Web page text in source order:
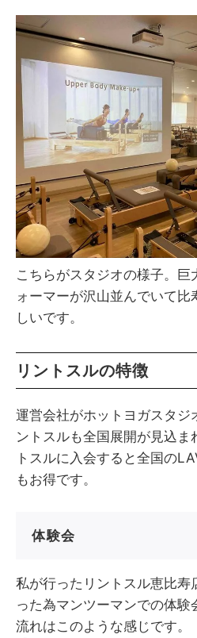
こちらがスタジオの様子。巨
ォーマーが沢山並んでいて比
しいです。
リントスルの特徴
運営会社がホットヨガスタジ
ントスルも全国展開が見込
トスルに入会すると全国の
もお得です。
体験会
私が行ったリントスル恵比寿
った為マンツーマンでの体験
流れはこのような感じです。